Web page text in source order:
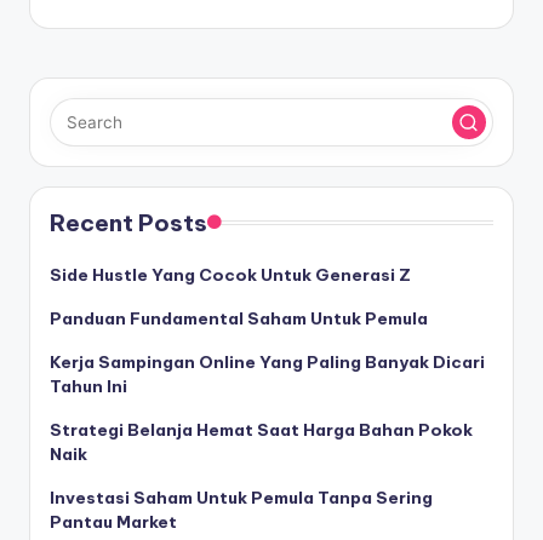
Recent Posts
Side Hustle Yang Cocok Untuk Generasi Z
Panduan Fundamental Saham Untuk Pemula
Kerja Sampingan Online Yang Paling Banyak Dicari
Tahun Ini
Strategi Belanja Hemat Saat Harga Bahan Pokok
Naik
Investasi Saham Untuk Pemula Tanpa Sering
Pantau Market